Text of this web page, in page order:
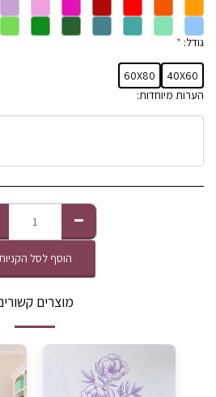
גודל: *
40X60
60X80
הערות מיוחדות:
הוסף לסל הקניות
מוצרים